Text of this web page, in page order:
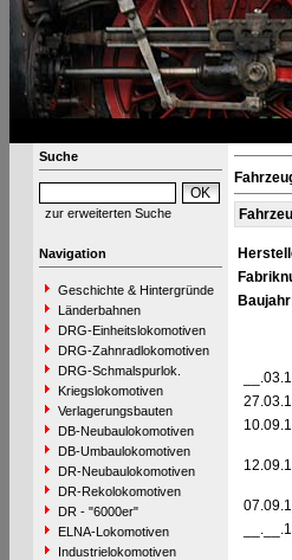
Suche
zur erweiterten Suche
Navigation
Geschichte & Hintergründe
Länderbahnen
DRG-Einheitslokomotiven
DRG-Zahnradlokomotiven
DRG-Schmalspurlok.
Kriegslokomotiven
Verlagerungsbauten
DB-Neubaulokomotiven
DB-Umbaulokomotiven
DR-Neubaulokomotiven
DR-Rekolokomotiven
DR - "6000er"
ELNA-Lokomotiven
Industrielokomotiven